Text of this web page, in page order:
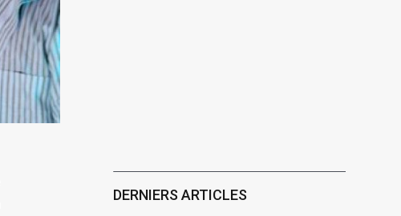
DERNIERS ARTICLES